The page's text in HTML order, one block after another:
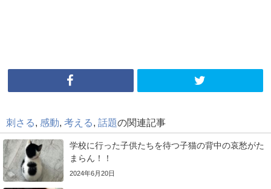
刺さる, 感動, 考える, 話題の関連記事
学校に行った子供たちを待つ子猫の背中の哀愁がた
まらん！！
2024年6月20日